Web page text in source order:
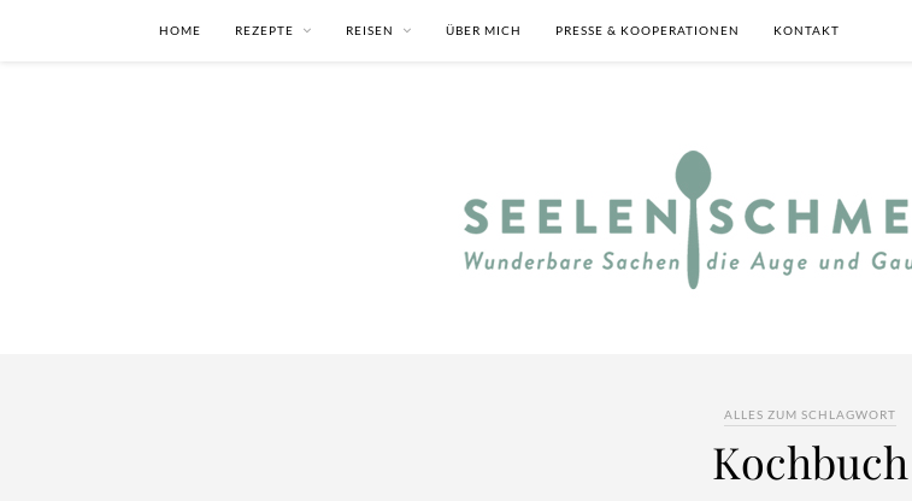
HOME REZEPTE REISEN ÜBER MICH PRESSE & KOOPERATIONEN KONTAKT
ALLES ZUM SCHLAGWORT
Kochbuch